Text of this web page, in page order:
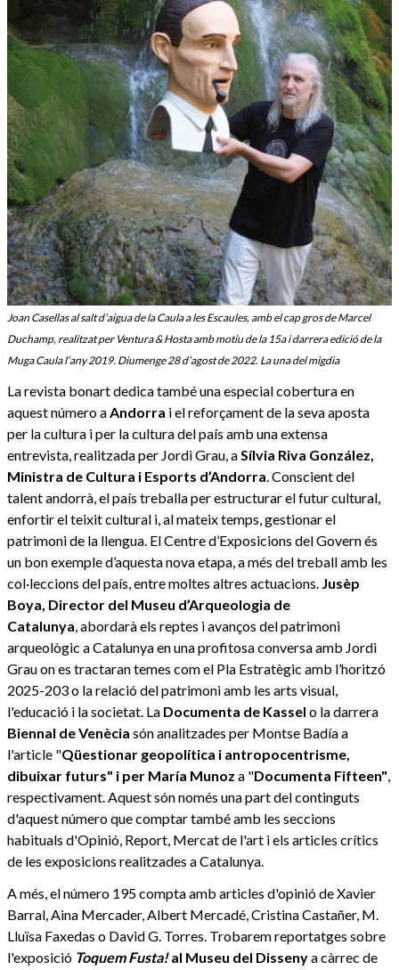
Joan Casellas al salt d’aigua de la Caula a les Escaules, amb el cap gros de Marcel
Duchamp, realitzat per Ventura & Hosta amb motiu de la 15a i darrera edició de la
Muga Caula l’any 2019. Diumenge 28 d’agost de 2022. La una del migdia
La revista bonart dedica també una especial cobertura en
aquest número aAndorra i el reforçament de la seva aposta
per la cultura i per la cultura del país amb una extensa
entrevista, realitzada per Jordi Grau, aSílvia Riva González,
Ministra de Cultura i Esports d’Andorra. Conscient del
talent andorrà, el país treballa per estructurar el futur cultural,
enfortir el teixit cultural i, al mateix temps, gestionar el
patrimoni de la llengua. El Centre d’Exposicions del Govern és
un bon exemple d’aquesta nova etapa, a més del treball amb les
col·leccions del país, entre moltes altres actuacions. Jusèp
Boya, Director del Museu d’Arqueologia de
Catalunya, abordarà els reptes i avanços del patrimoni
arqueològic a Catalunya en una profitosa conversa amb Jordi
Grau on es tractaran temes com el Pla Estratègic amb l’horitzó
2025-203 o la relació del patrimoni amb les arts visual,
l'educació i la societat. La Documenta de Kassel o la darrera
Biennal de Venècia són analitzades per Montse Badía a
l'article "Qüestionar geopolítica i antropocentrisme,
dibuixar futurs" i per María Munoz a "Documenta Fifteen",
respectivament. Aquest són només una part del continguts
d'aquest número que comptar també amb les seccions
habituals d'Opinió, Report, Mercat de l'art i els articles crítics
de les exposicions realitzades a Catalunya.
A més, el número 195 compta amb articles d'opinió de Xavier
Barral, Aina Mercader, Albert Mercadé, Cristina Castañer, M.
Lluïsa Faxedas o David G. Torres. Trobarem reportatges sobre
l'exposició Toquem Fusta!al Museu del Dissenya càrrec de